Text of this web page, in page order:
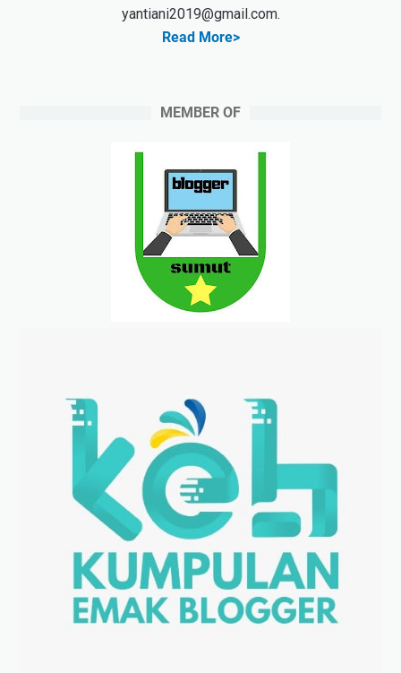
yantiani2019@gmail.com.
Read More>
MEMBER OF